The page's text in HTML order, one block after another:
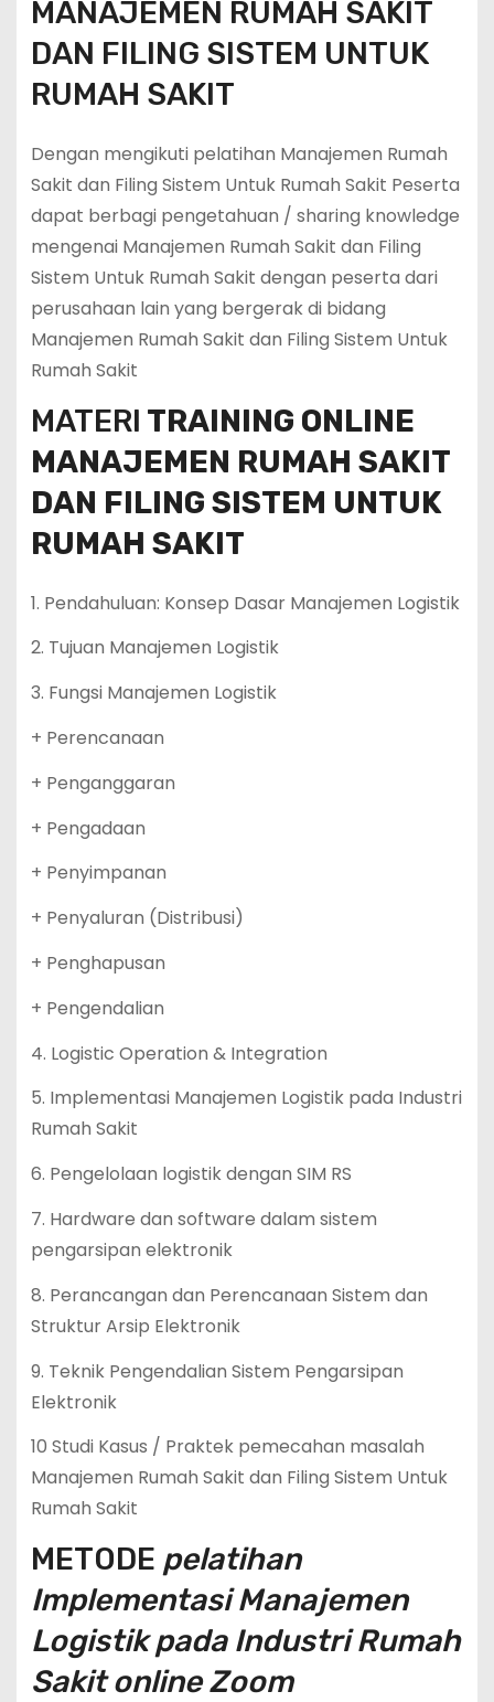
MANAJEMEN RUMAH SAKIT
DAN FILING SISTEM UNTUK
RUMAH SAKIT
Dengan mengikuti pelatihan Manajemen Rumah
Sakit dan Filing Sistem Untuk Rumah Sakit Peserta
dapat berbagi pengetahuan / sharing knowledge
mengenai Manajemen Rumah Sakit dan Filing
Sistem Untuk Rumah Sakit dengan peserta dari
perusahaan lain yang bergerak di bidang
Manajemen Rumah Sakit dan Filing Sistem Untuk
Rumah Sakit
MATERI TRAINING ONLINE
MANAJEMEN RUMAH SAKIT
DAN FILING SISTEM UNTUK
RUMAH SAKIT
1. Pendahuluan: Konsep Dasar Manajemen Logistik
2. Tujuan Manajemen Logistik
3. Fungsi Manajemen Logistik
+ Perencanaan
+ Penganggaran
+ Pengadaan
+ Penyimpanan
+ Penyaluran (Distribusi)
+ Penghapusan
+ Pengendalian
4. Logistic Operation & Integration
5. Implementasi Manajemen Logistik pada Industri
Rumah Sakit
6. Pengelolaan logistik dengan SIM RS
7. Hardware dan software dalam sistem
pengarsipan elektronik
8. Perancangan dan Perencanaan Sistem dan
Struktur Arsip Elektronik
9. Teknik Pengendalian Sistem Pengarsipan
Elektronik
10 Studi Kasus / Praktek pemecahan masalah
Manajemen Rumah Sakit dan Filing Sistem Untuk
Rumah Sakit
METODE pelatihan
Implementasi Manajemen
Logistik pada Industri Rumah
Sakit online Zoom